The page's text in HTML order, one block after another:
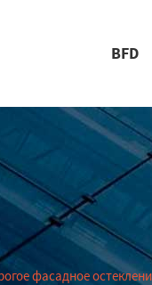
BFD
фасадное